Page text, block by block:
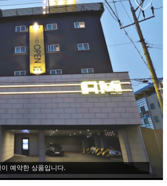
예약한 상품입니다.